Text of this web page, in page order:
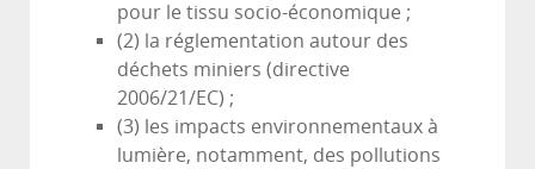
pour le tissu socio-économique ;
(2) la réglementation autour des
déchets miniers (directive
2006/21/EC) ;
(3) les impacts environnementaux à
lumière, notamment, des pollutions